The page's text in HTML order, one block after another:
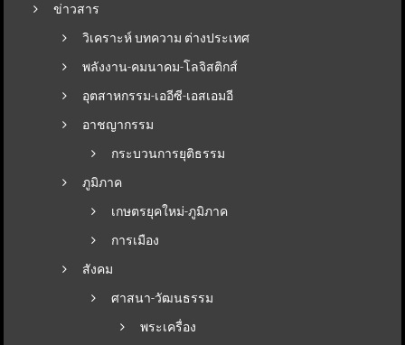
ข่าวสาร
วิเคราะห์ บทความ ต่างประเทศ
พลังงาน-คมนาคม-โลจิสติกส์
อุตสาหกรรม-เออีซี-เอสเอมอี
อาชญากรรม
กระบวนการยุติธรรม
ภูมิภาค
เกษตรยุคใหม่-ภูมิภาค
การเมือง
สังคม
ศาสนา-วัฒนธรรม
พระเครื่อง